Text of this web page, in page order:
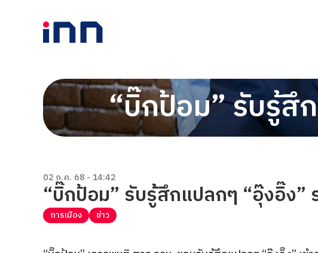
“บิ๊กป้อม” รับรู้สึ
02 ก.ค. 68 - 14:42
“บิ๊กป้อม” รับรู้สึกแปลกๆ “อุ๊งอิ๊ง”
การเมือง ข่าว